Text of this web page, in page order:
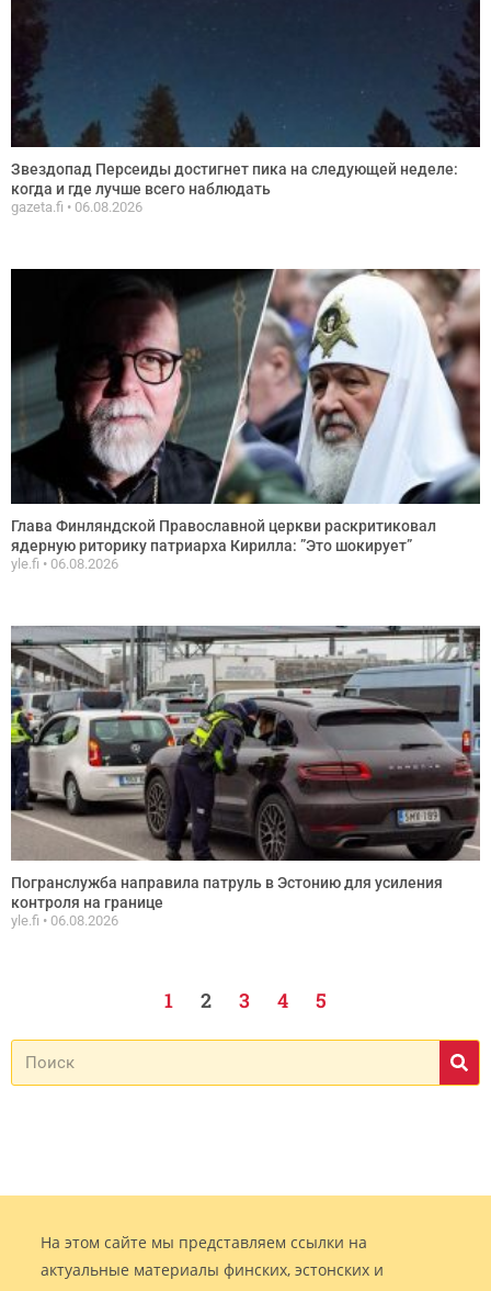
Звездопад Персеиды достигнет пика на следующей неделе:
когда и где лучше всего наблюдать
gazeta.fi 06.08.2026
Глава Финляндской Православной церкви раскритиковал
ядерную риторику патриарха Кирилла: ”Это шокирует”
yle.fi 06.08.2026
Погранслужба направила патруль в Эстонию для усиления
контроля на границе
yle.fi 06.08.2026
1 2 3 4 5
На этом сайте мы представляем ссылки на
актуальные материалы финских, эстонских и